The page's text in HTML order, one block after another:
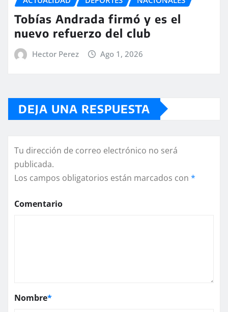
Tobías Andrada firmó y es el
nuevo refuerzo del club
Hector Perez Ago 1, 2026
DEJA UNA RESPUESTA
Tu dirección de correo electrónico no será
publicada.
Los campos obligatorios están marcados con *
Comentario
Nombre*